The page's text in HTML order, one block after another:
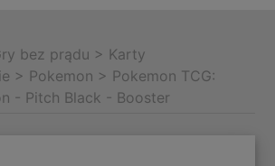
bez prądu > Karty
> Pokemon > Pokemon TCG:
- Pitch Black - Booster